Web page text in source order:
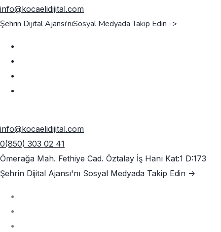
info@kocaelidijital.com
Şehrin Dijital Ajansı'nıSosyal Medyada Takip Edin ->
info@kocaelidijital.com
0(850) 303 02 41
Ömerağa Mah. Fethiye Cad. Öztalay İş Hanı Kat:1 D:173
Şehrin Dijital Ajansı'nı Sosyal Medyada Takip Edin ->